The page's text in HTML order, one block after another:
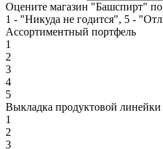
Оцените магазин "Башспирт"
1 - "Никуда не годится", 5 -
Ассортиментный портфель
1
2
3
4
5
Выкладка продуктовой линейки
1
2
3